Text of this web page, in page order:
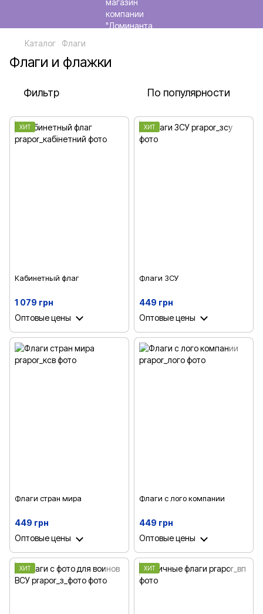
Каталог Флаги
Флаги и флажки
Фильтр По популярности
ХИТ
Кабинетный флаг
1 079 грн
Оптовые цены
ХИТ
Флаги ЗСУ
449 грн
Оптовые цены
Флаги стран мира
449 грн
Оптовые цены
Флаги с лого компании
449 грн
Оптовые цены
ХИТ ХИТ